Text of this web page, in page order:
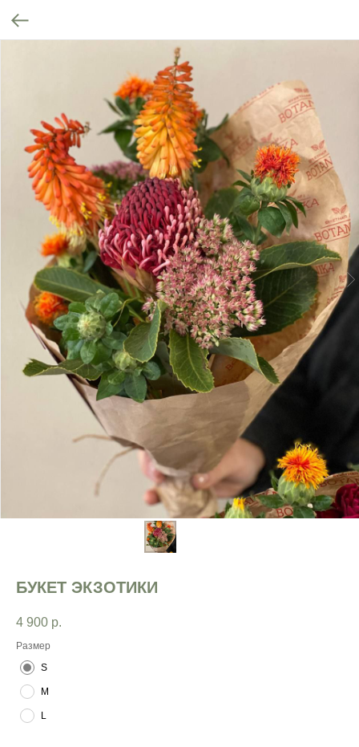
БУКЕТ ЭКЗОТИКИ
4 900 р.
Размер
S
M
L